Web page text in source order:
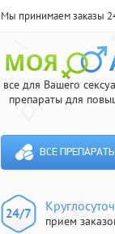
Мы принимаем заказы
все для Вашего
препараты для
ВСЕ ПРЕПАРАТЫ
прием